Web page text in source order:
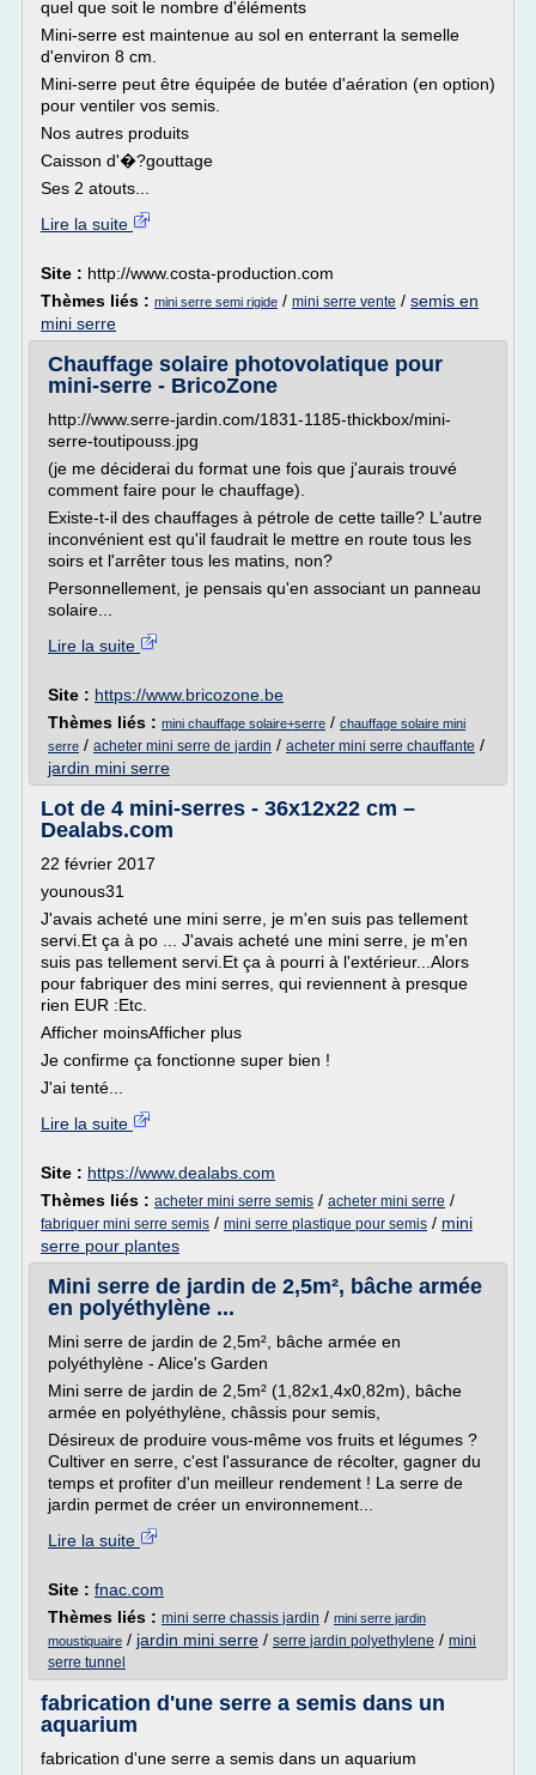
quel que soit le nombre d'éléments
Mini-serre est maintenue au sol en enterrant la semelle
d'environ 8 cm.
Mini-serre peut être équipée de butée d'aération (en option)
pour ventiler vos semis.
Nos autres produits
Caisson d'�?gouttage
Ses 2 atouts...
Lire la suite
Site : http://www.costa-production.com
Thèmes liés : mini serre semi rigide / mini serre vente / semis en
mini serre
Chauffage solaire photovolatique pour
mini-serre - BricoZone
http://www.serre-jardin.com/1831-1185-thickbox/mini-
serre-toutipouss.jpg
(je me déciderai du format une fois que j'aurais trouvé
comment faire pour le chauffage).
Existe-t-il des chauffages à pétrole de cette taille? L'autre
inconvénient est qu'il faudrait le mettre en route tous les
soirs et l'arrêter tous les matins, non?
Personnellement, je pensais qu'en associant un panneau
solaire...
Lire la suite
Site : https://www.bricozone.be
Thèmes liés : mini chauffage solaire+serre / chauffage solaire mini
serre / acheter mini serre de jardin / acheter mini serre chauffante /
jardin mini serre
Lot de 4 mini-serres - 36x12x22 cm –
Dealabs.com
22 février 2017
younous31
J'avais acheté une mini serre, je m'en suis pas tellement
servi.Et ça à po ... J'avais acheté une mini serre, je m'en
suis pas tellement servi.Et ça à pourri à l'extérieur...Alors
pour fabriquer des mini serres, qui reviennent à presque
rien EUR :Etc.
Afficher moinsAfficher plus
Je confirme ça fonctionne super bien !
J'ai tenté...
Lire la suite
Site : https://www.dealabs.com
Thèmes liés : acheter mini serre semis / acheter mini serre /
fabriquer mini serre semis / mini serre plastique pour semis / mini
serre pour plantes
Mini serre de jardin de 2,5m², bâche armée
en polyéthylène ...
Mini serre de jardin de 2,5m², bâche armée en
polyéthylène - Alice's Garden
Mini serre de jardin de 2,5m² (1,82x1,4x0,82m), bâche
armée en polyéthylène, châssis pour semis,
Désireux de produire vous-même vos fruits et légumes ?
Cultiver en serre, c'est l'assurance de récolter, gagner du
temps et profiter d'un meilleur rendement ! La serre de
jardin permet de créer un environnement...
Lire la suite
Site : fnac.com
Thèmes liés : mini serre chassis jardin / mini serre jardin
moustiquaire / jardin mini serre / serre jardin polyethylene / mini
serre tunnel
fabrication d'une serre a semis dans un
aquarium
fabrication d'une serre a semis dans un aquarium